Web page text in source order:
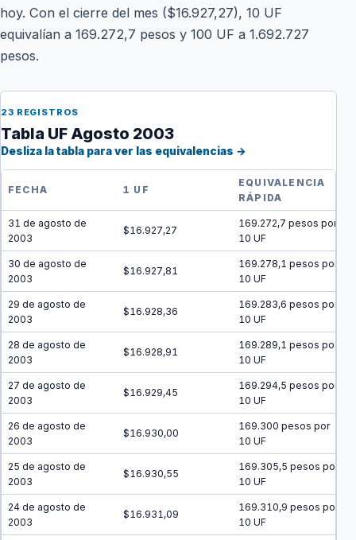
hoy. Con el cierre del mes ($16.927,27), 10 UF
equivalían a 169.272,7 pesos y 100 UF a 1.692.727
pesos.
23 REGISTROS
Tabla UF Agosto 2003
Desliza la tabla para ver las equivalencias →
FECHA 1 UF
EQUIVALENCIA
RÁPIDA
31 de agosto de
2003
$16.927,27
169.272,7 pesos por
10 UF
30 de agosto de
2003
$16.927,81
169.278,1 pesos por
10 UF
29 de agosto de
2003
$16.928,36
169.283,6 pesos por
10 UF
28 de agosto de
2003
$16.928,91
169.289,1 pesos por
10 UF
27 de agosto de
2003
$16.929,45
169.294,5 pesos por
10 UF
26 de agosto de
2003
$16.930,00
169.300 pesos por
10 UF
25 de agosto de
2003
$16.930,55
169.305,5 pesos por
10 UF
24 de agosto de
2003
$16.931,09
169.310,9 pesos por
10 UF